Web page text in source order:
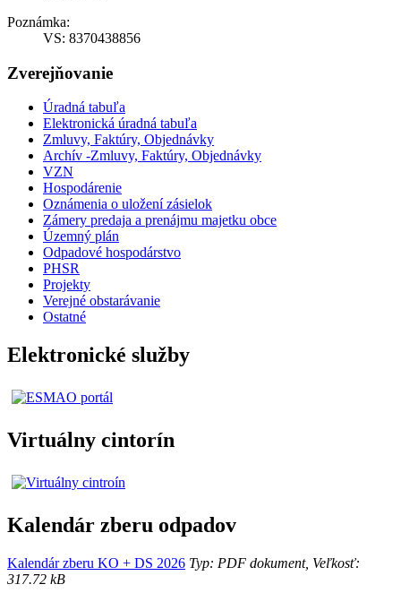
Poznámka:
VS: 8370438856
Zverejňovanie
Úradná tabuľa
Elektronická úradná tabuľa
Zmluvy, Faktúry, Objednávky
Archív -Zmluvy, Faktúry, Objednávky
VZN
Hospodárenie
Oznámenia o uložení zásielok
Zámery predaja a prenájmu majetku obce
Územný plán
Odpadové hospodárstvo
PHSR
Projekty
Verejné obstarávanie
Ostatné
Elektronické služby
Virtuálny cintorín
Kalendár zberu odpadov
Kalendár zberu KO + DS 2026 Typ: PDF dokument, Veľkosť:
317.72 kB